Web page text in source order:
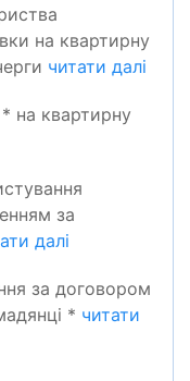
на квартирну
читати далі
на квартирну
за
далі
за договором
* читати